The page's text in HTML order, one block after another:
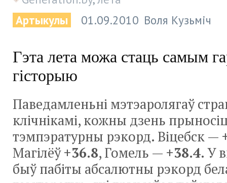
Артыкулы
01.09.2010 Воля Кузьміч
Гэта лета можа стаць самым
гісторыю
Паведамленьні мэтэаролягаў
клічнікамі, кожны дзень
тэмпэратурны рэкорд. Віцебск —
Магілёў+36.8, Гомель — +38.4. У
быў пабіты абсалютны рэкорд